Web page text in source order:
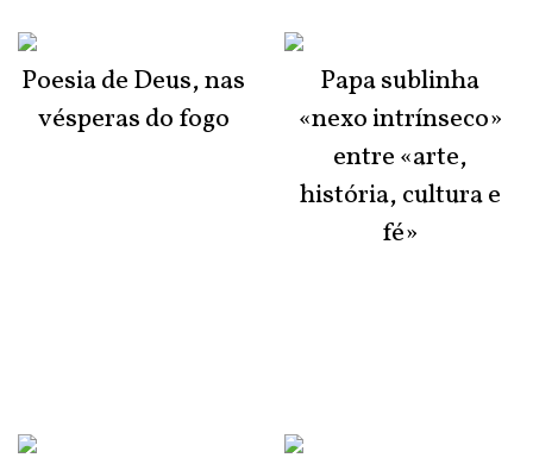
Poesia de Deus, nas
vésperas do fogo
Papa sublinha
«nexo intrínseco»
entre «arte,
história, cultura e
fé»